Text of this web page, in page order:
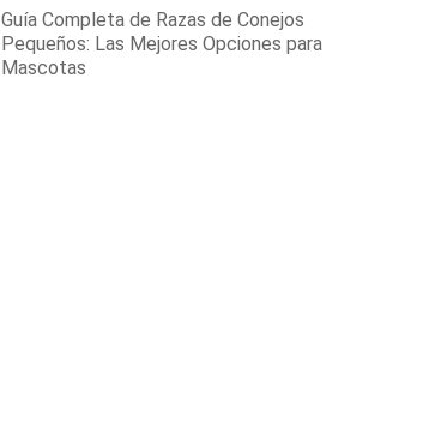
Guía Completa de Razas de Conejos
Pequeños: Las Mejores Opciones para
Mascotas